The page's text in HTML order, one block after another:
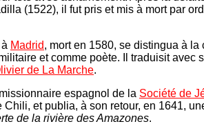
(1522), il fut pris et mis à mort par
Madrid, mort en 1580, se distingua à la
et comme poète. Il traduisit avec
de La Marche.
espagnol de la Société de
Chili, et publia, à son retour, en 1641,
de la rivière des Amazones.